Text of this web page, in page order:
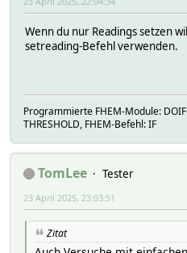
# triggerDev di_Test
# triggerEvents:
# Betriebsart: Aus
#
#
# block_01: executed
# hmccu:
# perlblock:
# readings:
# trigger:
# uiState:
Wenn du nur Readings setzen
setreading-Befehl verwenden.
Programmierte FHEM-Module:
THRESHOLD, FHEM-Befehl: IF
TomLee
Tester
23 April 2025, 23:03:51
Zitat